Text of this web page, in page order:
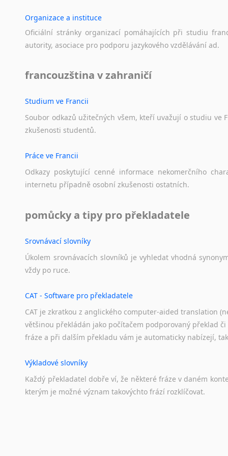
Organizace a instituce
Oficiální stránky organizací pomáhajících při studiu
autority, asociace pro podporu jazykového vzdělávání ad.
francouzština v zahraničí
Studium ve Francii
Soubor odkazů užitečných všem, kteří uvažují o studiu ve
zkušenosti studentů.
Práce ve Francii
Odkazy poskytující cenné informace nekomerčního
internetu případně osobní zkušenosti ostatních.
pomůcky a tipy pro překladatele
Srovnávací slovníky
Úkolem srovnávacích slovníků je vyhledat vhodná
vždy po ruce.
CAT - Software pro překladatele
CAT je zkratkou z anglického computer-aided translation
většinou překládán jako počítačem podporovaný překlad
fráze a při dalším překladu vám je automaticky nabízejí,
Výkladové slovníky
Každý překladatel dobře ví, že některé fráze v daném
kterým je možné význam takovýchto frází rozklíčovat.